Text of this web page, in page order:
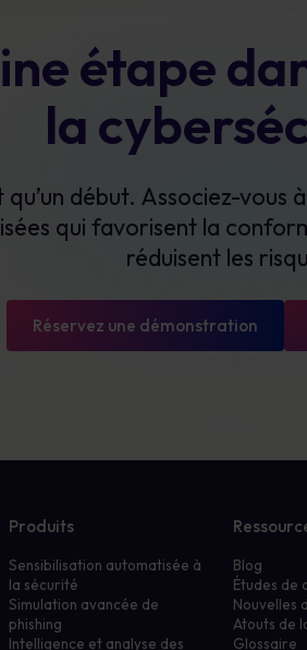
étape
la
début. Associez-vous à
qui favorisent la
réduisent les
Réservez une démonstration
Produits
Sensibilisation automatisée à
la sécurité
Simulation avancée de
phishing
Intelligence et analyse des
Blog
Études de
Nouvelles
Atouts de
Glossaire